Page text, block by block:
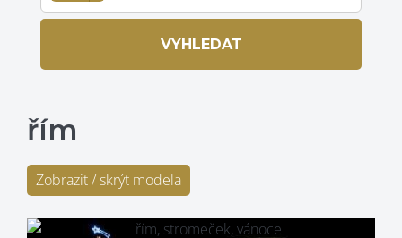
VYHLEDAT
řím
Zobrazit / skrýt modela